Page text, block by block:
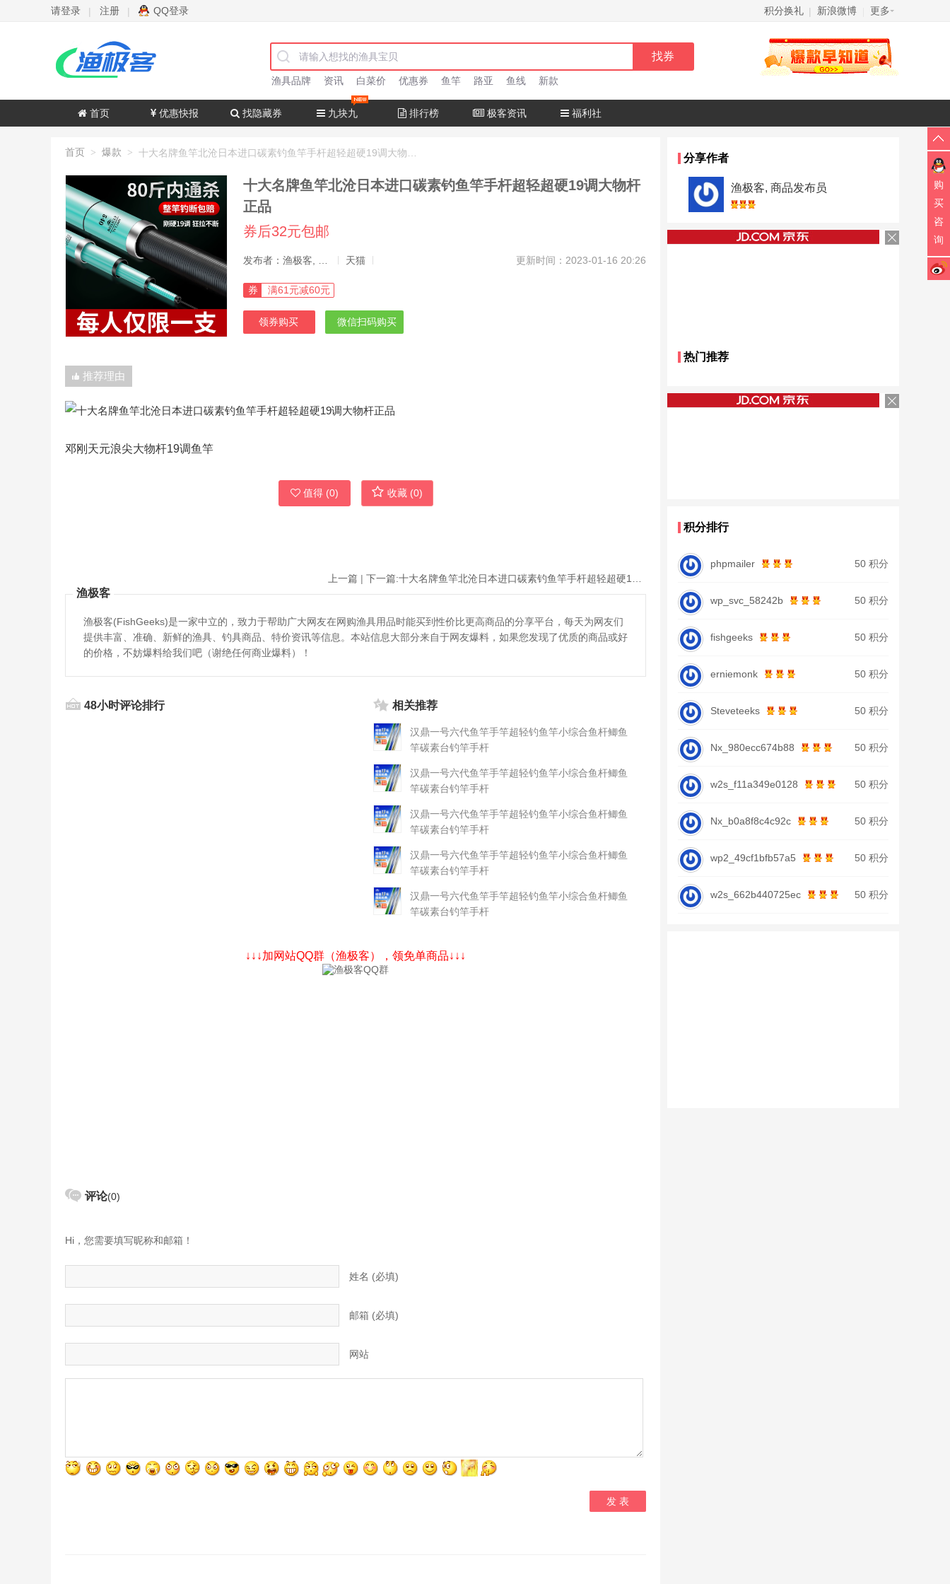
请登录 | 注册 | QQ登录 积分换礼 | 新浪微博 更多
渔具品牌 资讯 白菜价 优惠券 鱼竿 路亚 鱼线 新款
首页 优惠快报 找隐藏券 九块九 排行榜 极客资讯 福利社
首页 > 爆款 >
十大名牌鱼竿北沧日本进口碳素钓鱼竿手杆超轻超硬19调大物杆
正品
券后32元包邮
天猫 更新时间：2023-01-16 20:26
券 满61元减60元
领券购买 微信扫码购买
推荐理由
邓刚天元浪尖大物杆19调鱼竿
值得 (0) 收藏 (0)
上一篇 | 下一篇:
渔极客
渔极客(FishGeeks)是一家中立的，致力于帮助广大网友在网购渔具用品时能买到性价比更高商品的分享平台，每天为网友们
提供丰富、准确、新鲜的渔具、钓具商品、特价资讯等信息。本站信息大部分来自于网友爆料，如果您发现了优质的商品或好
的价格，不妨爆料给我们吧（谢绝任何商业爆料）！
48小时评论排行 相关推荐
汉鼎一号六代鱼竿手竿超轻钓鱼竿小综合鱼杆鲫鱼
竿碳素台钓竿手杆
汉鼎一号六代鱼竿手竿超轻钓鱼竿小综合鱼杆鲫鱼
竿碳素台钓竿手杆
汉鼎一号六代鱼竿手竿超轻钓鱼竿小综合鱼杆鲫鱼
竿碳素台钓竿手杆
汉鼎一号六代鱼竿手竿超轻钓鱼竿小综合鱼杆鲫鱼
竿碳素台钓竿手杆
汉鼎一号六代鱼竿手竿超轻钓鱼竿小综合鱼杆鲫鱼
竿碳素台钓竿手杆
↓↓↓加网站QQ群（渔极客），领免单商品↓↓↓
评论(0)
Hi，您需要填写昵称和邮箱！
姓名 (必填)
邮箱 (必填)
网站
分享作者
渔极客, 商品发布员
热门推荐
积分排行
phpmailer 50 积分
wp_svc_58242b 50 积分
fishgeeks 50 积分
erniemonk 50 积分
Steveteeks 50 积分
Nx_980ecc674b88 50 积分
w2s_f11a349e0128 50 积分
Nx_b0a8f8c4c92c 50 积分
wp2_49cf1bfb57a5 50 积分
w2s_662b440725ec 50 积分
购
买
咨
询